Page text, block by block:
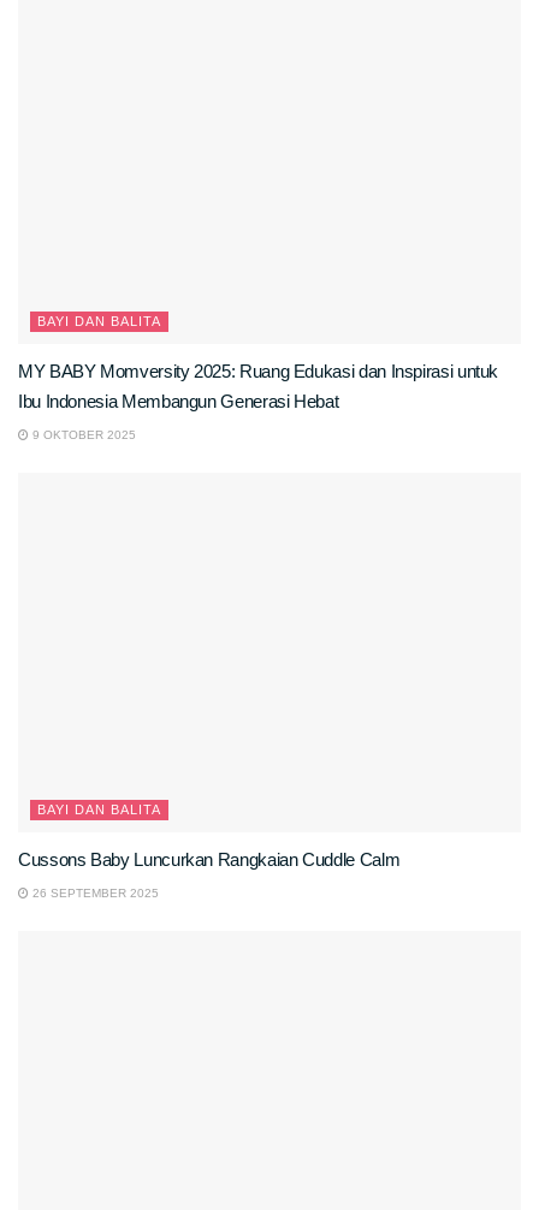
BAYI DAN BALITA
MY BABY Momversity 2025: Ruang Edukasi dan Inspirasi untuk
Ibu Indonesia Membangun Generasi Hebat
9 OKTOBER 2025
BAYI DAN BALITA
Cussons Baby Luncurkan Rangkaian Cuddle Calm
26 SEPTEMBER 2025